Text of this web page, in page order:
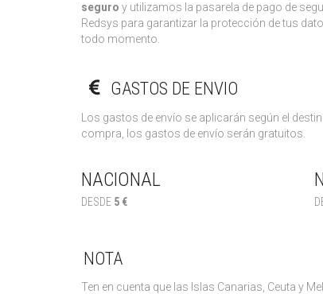
seguro y utilizamos la pasarela de pago de
Redsys para garantizar la protección de tus
todo momento.
GASTOS DE ENVIO
Los gastos de envío se aplicarán según el
compra, los gastos de envío serán gratuitos.
NACIONAL
DESDE 5 €
NOTA
Ten en cuenta que las Islas Canarias, Ceuta y